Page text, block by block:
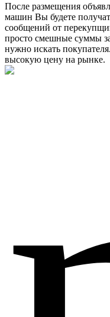
После размещения
машин Вы будете
сообщений от
просто смешные суммы
нужно искать
высокую цену на рынке.